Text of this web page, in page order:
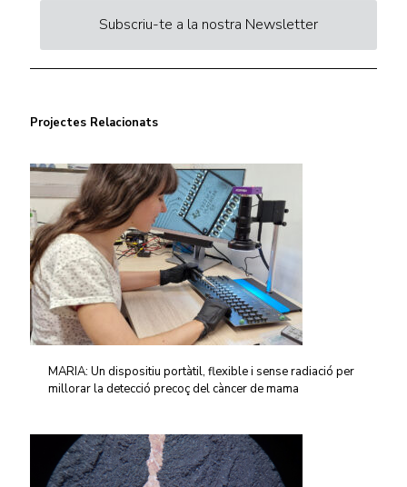
Subscriu-te a la nostra Newsletter
Projectes Relacionats
MARIA: Un dispositiu portàtil, flexible i sense radiació per
millorar la detecció precoç del càncer de mama